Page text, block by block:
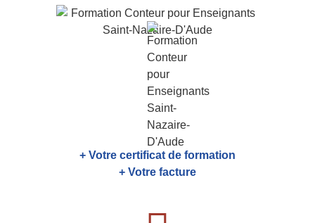
+ Votre certificat de formation
+ Votre facture